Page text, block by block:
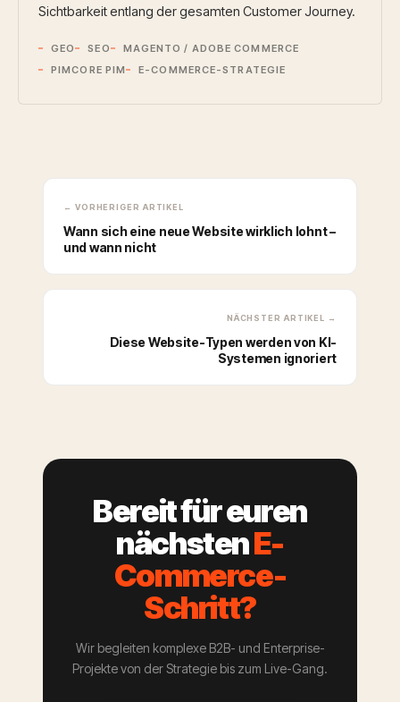
Sichtbarkeit entlang der gesamten Customer Journey.
GEO SEO
MAGENTO / ADOBE COMMERCE
PIMCORE PIM
E-COMMERCE-STRATEGIE
← VORHERIGER ARTIKEL
Wann sich eine neue Website wirklich lohnt –
und wann nicht
NÄCHSTER ARTIKEL →
Diese Website-Typen werden von KI-
Systemen ignoriert
Bereit für euren
nächstenE-
Commerce-
Schritt?
Wir begleiten komplexe B2B- und Enterprise-
Projekte von der Strategie bis zum Live-Gang.